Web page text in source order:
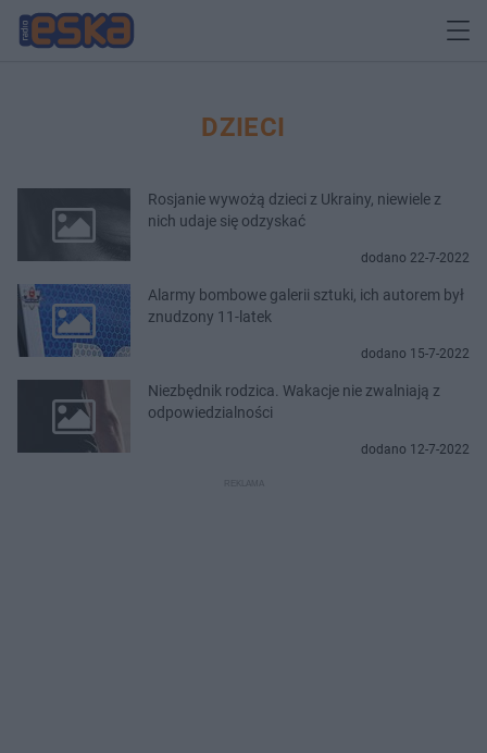
DZIECI
Rosjanie wywożą dzieci z Ukrainy, niewiele z
nich udaje się odzyskać
dodano 22-7-2022
Alarmy bombowe galerii sztuki, ich autorem był
znudzony 11-latek
dodano 15-7-2022
Niezbędnik rodzica. Wakacje nie zwalniają z
odpowiedzialności
dodano 12-7-2022